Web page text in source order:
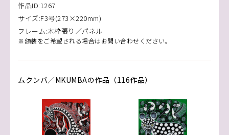
作品ID:1267
サイズ:F3号(273×220mm)
フレーム:木枠張り／パネル
※額装をご希望される場合はお問い合わせください。
ムクンバ／MKUMBAの作品（116作品）